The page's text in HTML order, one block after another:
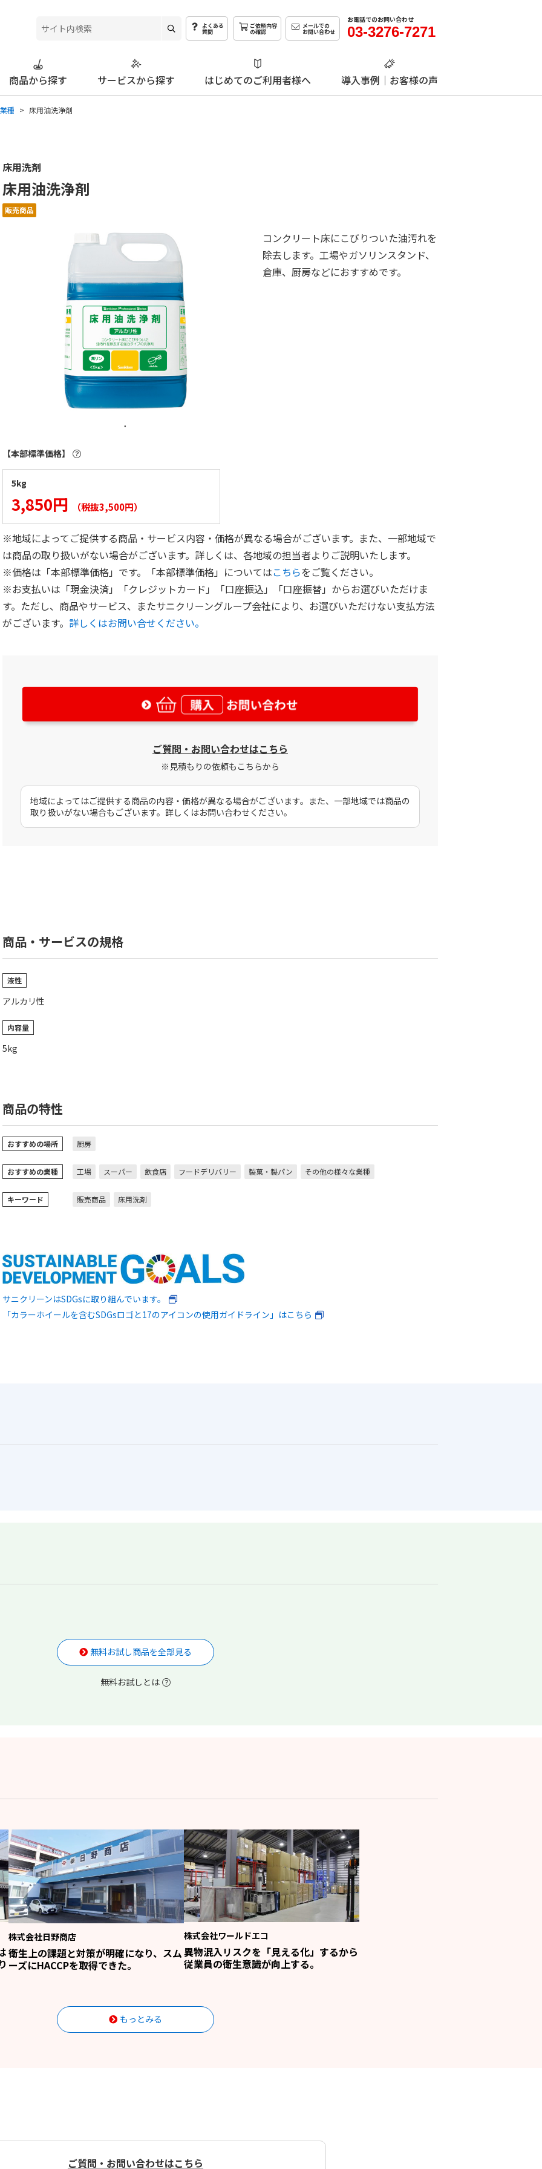
よくある
質問
ご依頼内容
の確認
メールでの
お問い合わせ
お電話でのお問い合わせ
03-3276-7271
商品から探す サービスから探す はじめてのご利用者様へ 導入事例｜お客様の声
種 床用油洗浄剤
床用洗剤
床用油洗浄剤
販売商品
コンクリート床にこびりついた油汚れを
除去します。工場やガソリンスタンド、
倉庫、厨房などにおすすめです。
【本部標準価格】
5kg
3,850円 （税抜3,500円）
※地域によってご提供する商品・サービス内容・価格が異なる場合がございます。また、一部地域で
は商品の取り扱いがない場合がございます。詳しくは、各地域の担当者よりご説明いたします。
※価格は「本部標準価格」です。「本部標準価格」についてはこちらをご覧ください。
※お支払いは「現金決済」「クレジットカード」「口座振込」「口座振替」からお選びいただけま
す。ただし、商品やサービス、またサニクリーングループ会社により、お選びいただけない支払方法
がございます。 詳しくはお問い合せください。
ご質問・お問い合わせはこちら
※見積もりの依頼もこちらから
地域によってはご提供する商品の内容・価格が異なる場合がございます。また、一部地域では商品の
取り扱いがない場合もございます。詳しくはお問い合わせください。
商品・サービスの規格
液性
アルカリ性
内容量
5kg
商品の特性
おすすめの場所 厨房
おすすめの業種 工場 スーパー 飲食店 フードデリバリー 製菓・製パン その他の様々な業種
キーワード 販売商品 床用洗剤
サニクリーンはSDGsに取り組んでいます。
「カラーホイールを含むSDGsロゴと17のアイコンの使用ガイドライン」はこちら
無料お試し商品を全部見る
無料お試しとは
株式会社日野商店
衛生上の課題と対策が明確になり、スム
ーズにHACCPを取得できた。
株式会社ワールドエコ
異物混入リスクを「見える化」するから
従業員の衛生意識が向上する。
もっとみる
ご質問・お問い合わせはこちら